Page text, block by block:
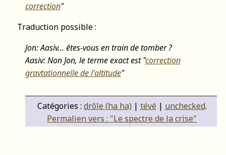
correction"
Traduction possible :
Jon: Aasiv... êtes-vous en train de tomber ?
Aasiv: Non Jon, le terme exact est "correction
gravtationnelle de l'altitude"
Catégories : drôle (ha ha)| tévé| unchecked.
Permalien vers : "Le spectre de la crise"